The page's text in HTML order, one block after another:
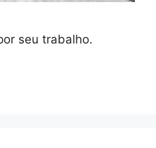
seu trabalho.